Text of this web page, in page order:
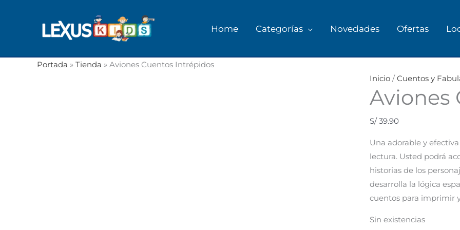
Home Categorías Novedades Ofertas
Portada » Tienda » Aviones Cuentos Intrépidos
Inicio /Cuentos y
Aviones
S/39.90
Una adorable y
lectura. Usted podrá
historias de los
desarrolla la lógica
cuentos para imprimir
Sin existencias